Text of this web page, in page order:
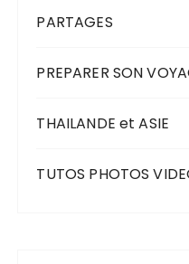
PARTAGES
PREPARER SON
THAILANDE et ASIE
TUTOS PHOTOS